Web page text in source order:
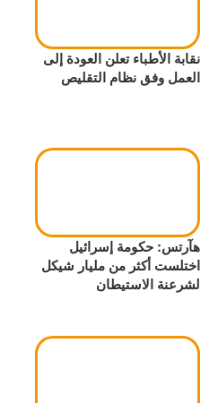
نقابة الأطباء تعلن العودة إلى
العمل وفق نظام التقليص
هآرتس: حكومة إسرائيل
اختلست أكثر من مليار شيكل
لشرعنة الاستيطان